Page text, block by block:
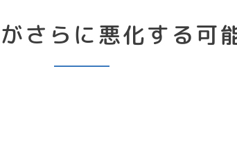
さらに悪化する可